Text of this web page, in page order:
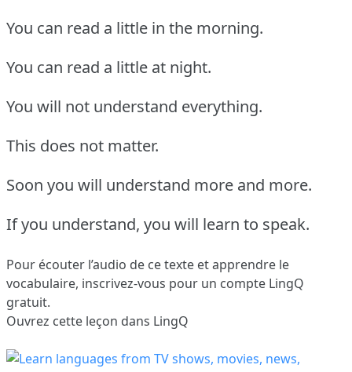
You can read a little in the morning.
You can read a little at night.
You will not understand everything.
This does not matter.
Soon you will understand more and more.
If you understand, you will learn to speak.
Pour écouter l’audio de ce texte et apprendre le
vocabulaire, inscrivez-vous pour un compte LingQ
gratuit.
Ouvrez cette leçon dans LingQ